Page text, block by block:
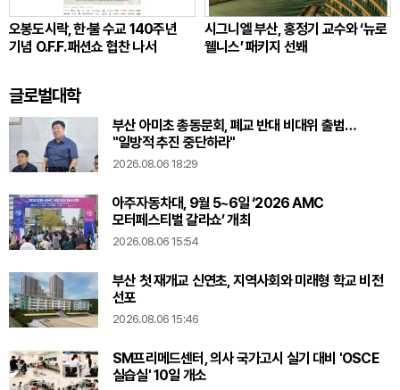
오봉도시락, 한·불 수교 140주년
기념 O.F.F. 패션쇼 협찬 나서
시그니엘 부산, 홍정기 교수와 ‘뉴로
웰니스’ 패키지 선봬
글로벌대학
부산 아미초 총동문회, 폐교 반대 비대위 출범…
"일방적 추진 중단하라"
2026.08.06 18:29
아주자동차대, 9월 5~6일 ‘2026 AMC
모터페스티벌 갈라쇼’ 개최
2026.08.06 15:54
부산 첫 재개교 신연초, 지역사회와 미래형 학교 비전
선포
2026.08.06 15:46
SM프리메드센터, 의사 국가고시 실기 대비 'OSCE
실습실' 10일 개소